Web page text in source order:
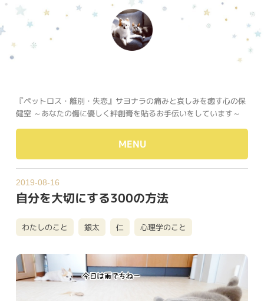
『ペットロス・離別・失恋』サヨナラの痛みと哀しみを癒す心の保
健室 ～あなたの傷に優しく絆創膏を貼るお手伝いをしています～
MENU
2019-08-16
自分を大切にする300の方法
わたしのこと 銀太 仁 心理学のこと